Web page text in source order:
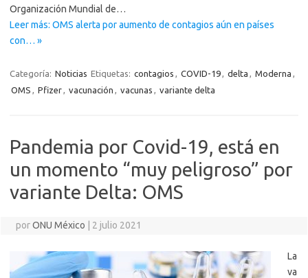
Organización Mundial de…
Leer más: OMS alerta por aumento de contagios aún en países
con… »
Categoría: Noticias Etiquetas: contagios , COVID-19, delta , Moderna ,
OMS , Pfizer, vacunación , vacunas , variante delta
Pandemia por Covid-19, está en
un momento “muy peligroso” por
variante Delta: OMS
porONU México 2 julio 2021
La
va